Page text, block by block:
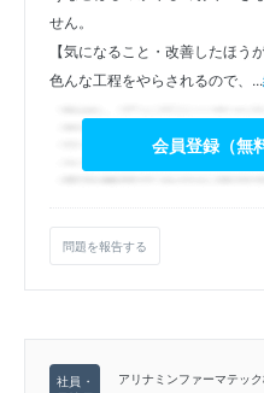
せん。
【気になること・改善したほう
色んな工程をやらされるので、...
会員登録（無
問題を報告する
アリナミンファーマテッ